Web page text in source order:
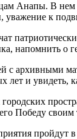
Анапы. В
к
напомнить о
с
и увидеть,
Победу своим
пройдут